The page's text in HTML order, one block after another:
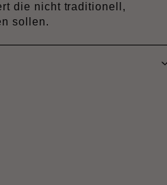
die nicht traditionell,
sollen.